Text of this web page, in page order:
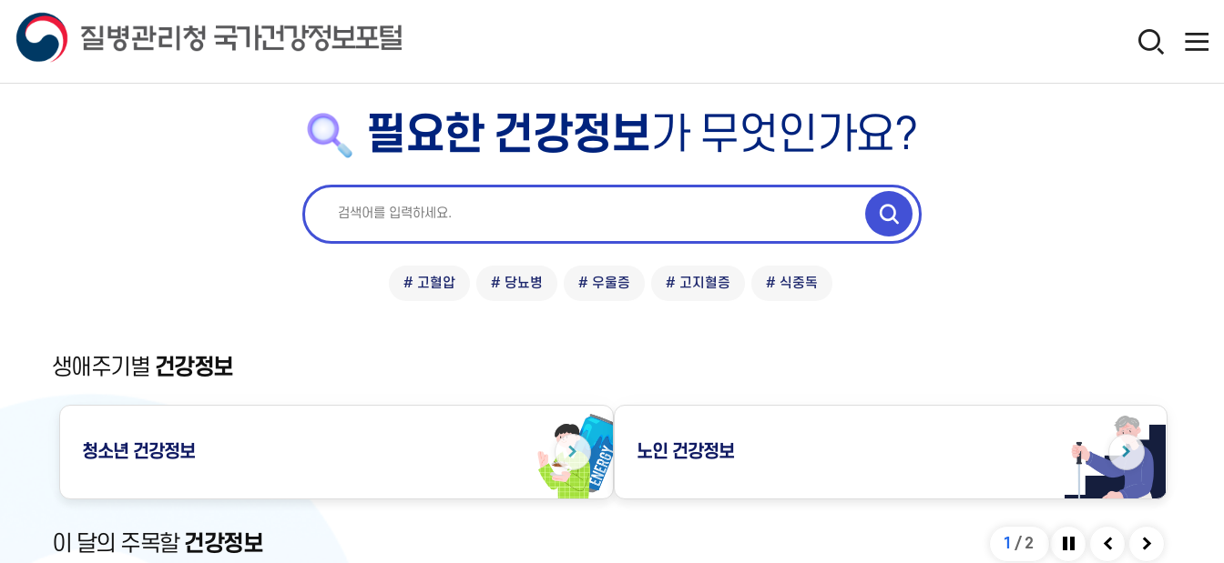
필요한 건강정보가 무엇인가요?
# 고혈압 # 당뇨병 # 우울증 # 고지혈증 # 식중독
생애주기별 건강정보
청소년 건강정보 노인 건강정보
이 달의 주목할건강정보 2 / 2